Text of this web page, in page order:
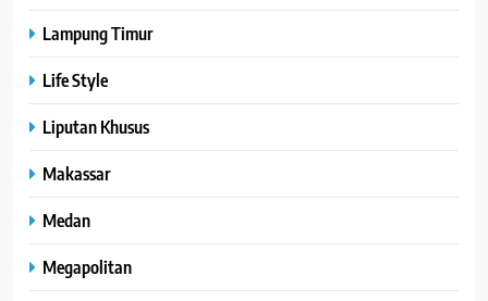
Lampung Timur
Life Style
Liputan Khusus
Makassar
Medan
Megapolitan